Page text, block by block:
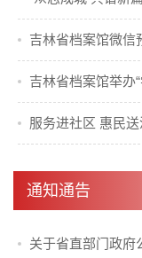
吉林省档案馆微信
通知通告